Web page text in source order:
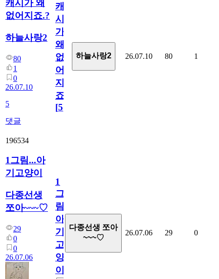
캐시가 왜
없어지죠.?
하늘사랑2
80
1
0
26.07.10
5
댓글
캐
시
가
왜
없
어
지
죠.?
[5]
하늘사랑2 26.07.10 80 1
196534
1그림...아
기고양이
다종선생
쪼아~~~♡
29
0
0
26.07.06
1
그
림...
아
기
고
양
이
다종선생 쪼아
~~~♡
26.07.06 29 0